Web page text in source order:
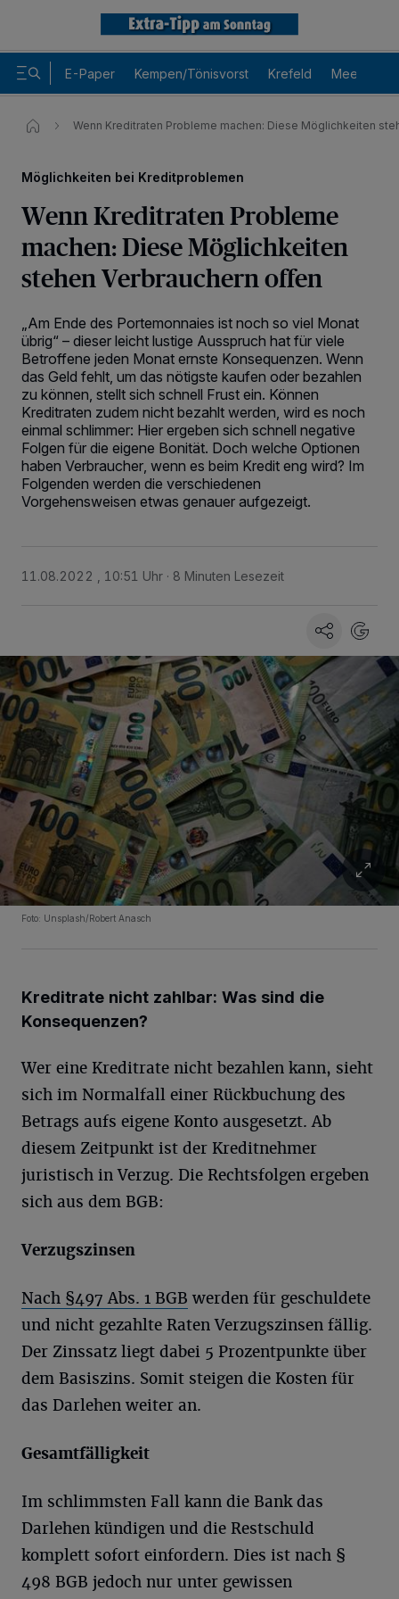
E-Paper Kempen/Tönisvorst Krefeld Meerbusch
Wenn Kreditraten Probleme machen: Diese Möglichkeiten
Möglichkeiten bei Kreditproblemen
Wenn Kreditraten Probleme
machen: Diese Möglichkeiten
stehen Verbrauchern offen
„Am Ende des Portemonnaies ist noch so viel Monat
übrig“ – dieser leicht lustige Ausspruch hat für viele
Betroffene jeden Monat ernste Konsequenzen. Wenn
das Geld fehlt, um das nötigste kaufen oder bezahlen
zu können, stellt sich schnell Frust ein. Können
Kreditraten zudem nicht bezahlt werden, wird es noch
einmal schlimmer: Hier ergeben sich schnell negative
Folgen für die eigene Bonität. Doch welche Optionen
haben Verbraucher, wenn es beim Kredit eng wird? Im
Folgenden werden die verschiedenen
Vorgehensweisen etwas genauer aufgezeigt.
11.08.2022 , 10:51 Uhr 8 Minuten Lesezeit
Foto: Unsplash/Robert Anasch
Kreditrate nicht zahlbar: Was sind die
Konsequenzen?
Wer eine Kreditrate nicht bezahlen kann, sieht
sich im Normalfall einer Rückbuchung des
Betrags aufs eigene Konto ausgesetzt. Ab
diesem Zeitpunkt ist der Kreditnehmer
juristisch in Verzug. Die Rechtsfolgen ergeben
sich aus dem BGB:
Verzugszinsen
Nach §497 Abs. 1 BGB werden für geschuldete
und nicht gezahlte Raten Verzugszinsen fällig.
Der Zinssatz liegt dabei 5 Prozentpunkte über
dem Basiszins. Somit steigen die Kosten für
das Darlehen weiter an.
Gesamtfälligkeit
Im schlimmsten Fall kann die Bank das
Darlehen kündigen und die Restschuld
komplett sofort einfordern. Dies ist nach §
498 BGB jedoch nur unter gewissen